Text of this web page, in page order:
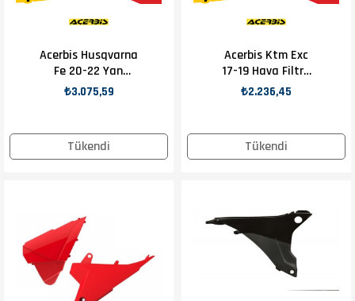
Tükendi
Acerbis Husqvarna
Fe 20-22 Yan
Numaratör Siyah
₺3.075,59
Tükendi
Acerbis Ktm Exc
17-19 Hava Filtre
Kapağı Siyah
₺2.236,45